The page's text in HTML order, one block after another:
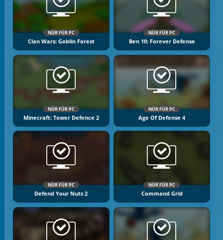
NÜR FÜR PC
Clan Wars: Goblin Forest
NÜR FÜR PC
Ben 10: Forever Defense
NÜR FÜR PC
Minecraft: Tower Defence 2
NÜR FÜR PC
Age Of Defense 4
NÜR FÜR PC
Defend Your Nuts 2
NÜR FÜR PC
Command Grid